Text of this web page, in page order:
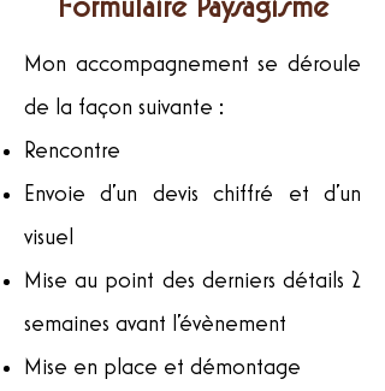
Formulaire Paysagisme
Mon accompagnement se déroule
de la façon suivante :
Rencontre
Envoie d'un devis chiffré et d'un
visuel
Mise au point des derniers détails 2
semaines avant l'évènement
Mise en place et démontage